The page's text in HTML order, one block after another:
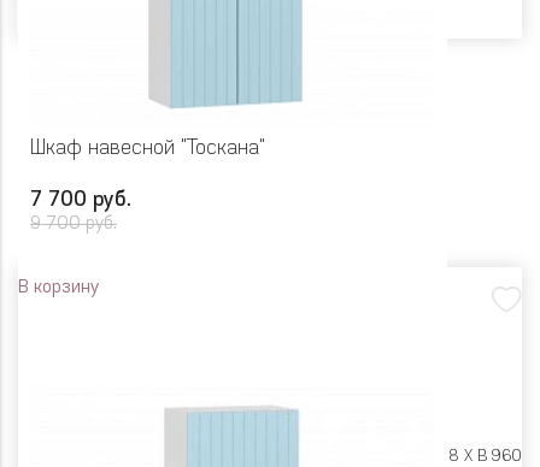
Шкаф навесной "Тоскана"
7 700 руб.
9 700 руб.
В корзину
Ш 600 X Г 318 X В 960